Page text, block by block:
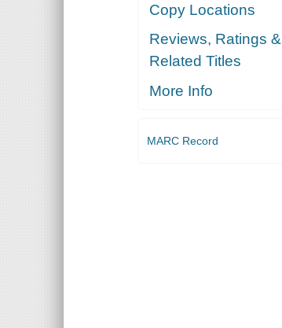
Copy Locations
Reviews, Ratings &
Related Titles
More Info
MARC Record